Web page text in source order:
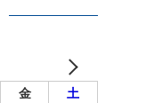
金 土